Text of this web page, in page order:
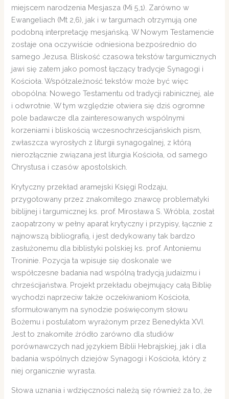
miejscem narodzenia Mesjasza (Mi 5,1). Zarówno w
Ewangeliach (Mt 2,6), jak i w targumach otrzymują one
podobną interpretację mesjańską. W Nowym Testamencie
zostaje ona oczywiście odniesiona bezpośrednio do
samego Jezusa. Bliskość czasowa tekstów targumicznych
jawi się zatem jako pomost łączący tradycje Synagogi i
Kościoła. Współzależność tekstów może być więc
obopólna: Nowego Testamentu od tradycji rabinicznej, ale
i odwrotnie. W tym względzie otwiera się dziś ogromne
pole badawcze dla zainteresowanych wspólnymi
korzeniami i bliskością wczesnochrześcijańskich pism,
zwłaszcza wyrosłych z liturgii synagogalnej, z którą
nierozłącznie związana jest liturgia Kościoła, od samego
Chrystusa i czasów apostolskich.
Krytyczny przekład aramejski Księgi Rodzaju,
przygotowany przez znakomitego znawcę problematyki
biblijnej i targumicznej ks. prof. Mirosława S. Wróbla, został
zaopatrzony w pełny aparat krytyczny i przypisy, łącznie z
najnowszą bibliografią, i jest dedykowany tak bardzo
zasłużonemu dla biblistyki polskiej ks. prof. Antoniemu
Troninie. Pozycja ta wpisuje się doskonale we
współczesne badania nad wspólną tradycją judaizmu i
chrześcijaństwa. Projekt przekładu obejmujący całą Biblię
wychodzi naprzeciw także oczekiwaniom Kościoła,
sformułowanym na synodzie poświęconym słowu
Bożemu i postulatom wyrażonym przez Benedykta XVI.
Jest to znakomite źródło zarówno dla studiów
porównawczych nad językiem Biblii Hebrajskiej, jak i dla
badania wspólnych dziejów Synagogi i Kościoła, który z
niej organicznie wyrasta.
Słowa uznania i wdzięczności należą się również za to, że